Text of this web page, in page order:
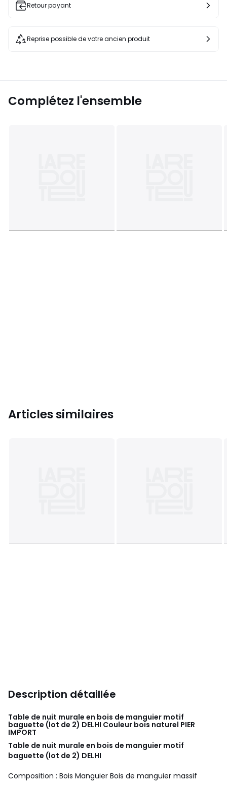
Retour payant
Reprise possible de votre ancien produit
Complétez l'ensemble
Articles similaires
Description détaillée
Table de nuit murale en bois de manguier motif
baguette (lot de 2) DELHI Couleur bois naturel PIER
IMPORT
Table de nuit murale en bois de manguier motif
baguette (lot de 2) DELHI
Composition : Bois Manguier Bois de manguier massif